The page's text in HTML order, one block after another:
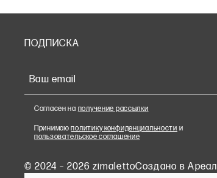
ПОДПИСКА
Ваш email
Согласен на получение рассылки
Принимаюполитику конфиденциальности и
пользовательское соглашение
© 2024 – 2026 zimalettoCоздано в Ареал